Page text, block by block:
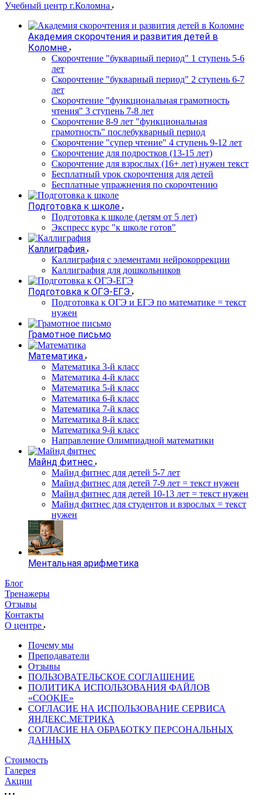
Учебный центр г.Коломна
Академия скорочтения и развития детей в
Коломне
Скорочтение "букварный период" 1 ступень 5-6
лет
Cкорочтение "букварный период" 2 ступень 6-7
лет
Скорочтение "функциональная грамотность
чтения" 3 ступень 7-8 лет
Скорочтение 8-9 лет "функциональная
грамотность" послебукварный период
Скорочтение "супер чтение" 4 ступень 9-12 лет
Скорочтение для подростков (13-15 лет)
Cкорочтение для взрослых (16+ лет) нужен текст
Бесплатный урок скорочтения для детей
Бесплатные упражнения по скорочтению
Подготовка к школе
Подготовка к школе (детям от 5 лет)
Экспресс курс "к школе готов"
Каллиграфия
Каллиграфия с элементами нейрокоррекции
Каллиграфия для дошкольников
Подготовка к ОГЭ-ЕГЭ
Подготовка к ОГЭ и ЕГЭ по математике = текст
нужен
Грамотное письмо
Математика
Математика 3-й класс
Математика 4-й класс
Математика 5-й класс
Математика 6-й класс
Математика 7-й класс
Математика 8-й класс
Математика 9-й класс
Направление Олимпиадной математики
Майнд фитнес
Майнд фитнес для детей 5-7 лет
Майнд фитнес для детей 7-9 лет = текст нужен
Майнд фитнес для детей 10-13 лет = текст нужен
Майнд фитнес для студентов и взрослых = текст
нужен
Ментальная арифметика
Блог
Тренажеры
Отзывы
Контакты
О центре
Почему мы
Преподаватели
Отзывы
ПОЛЬЗОВАТЕЛЬСКОЕ СОГЛАШЕНИЕ
ПОЛИТИКА ИСПОЛЬЗОВАНИЯ ФАЙЛОВ
«COOKIE»
СОГЛАСИЕ НА ИСПОЛЬЗОВАНИЕ СЕРВИСА
ЯНДЕКС.МЕТРИКА
СОГЛАСИЕ НА ОБРАБОТКУ ПЕРСОНАЛЬНЫХ
ДАННЫХ
Стоимость
Галерея
Акции